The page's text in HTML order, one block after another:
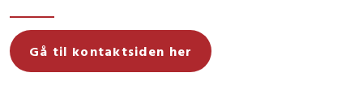
Gå til kontaktsiden her